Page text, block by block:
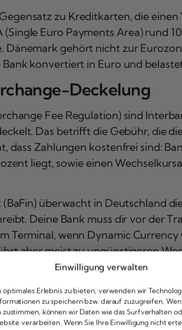
Einwilligung verwalten
optimales Erlebnis zu bieten, verwenden wir
zu speichern bzw. darauf zuzugreifen.
zustimmen, können wir Daten wie das Surfverhalten
verarbeiten. Wenn Sie Ihre Einwilligung nicht
zu Kreditkarten, die
Euro Payments Area) rund
gehört nicht zur
konvertiert in Euro und
Deckelung
Fee Regulation) sind
Das betrifft die Gebühr, die
dass Zahlungen kostenfrei sind:
liegt, sowie einen
überwacht in Deutschland
Deine Bank muss dir vor der
Terminal, wenn Dynamic
aber meist zu ungünstigeren
V-Pay
sich in der geografischen
– inklusive Dänemark. Beide